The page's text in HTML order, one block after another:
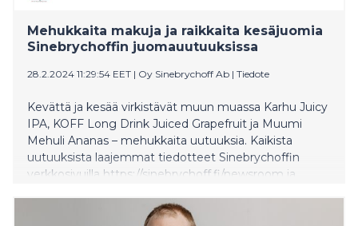
Mehukkaita makuja ja raikkaita kesäjuomia
Sinebrychoffin juomauutuuksissa
28.2.2024 11:29:54 EET | Oy Sinebrychoff Ab | Tiedote
Kevättä ja kesää virkistävät muun muassa Karhu Juicy
IPA, KOFF Long Drink Juiced Grapefruit ja Muumi
Mehuli Ananas – mehukkaita uutuuksia. Kaikista
uutuuksista laajemmat tiedotteet Sinebrychoffin
verkkosivuilla https://sinebrychoff.fi/newsroom ja